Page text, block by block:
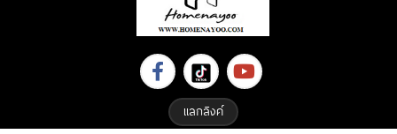
แลกลิงค์